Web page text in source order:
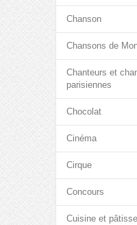
Chanson
Chansons de
Chanteurs et
parisiennes
Chocolat
Cinéma
Cirque
Concours
Cuisine et